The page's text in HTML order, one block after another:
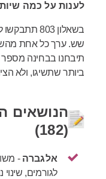
לענות על כמה
בשאלון
תיבחנו בבחינה מספר
ביותר שתשיגו, ולא
(182)
אלגברה -
לגורמים,